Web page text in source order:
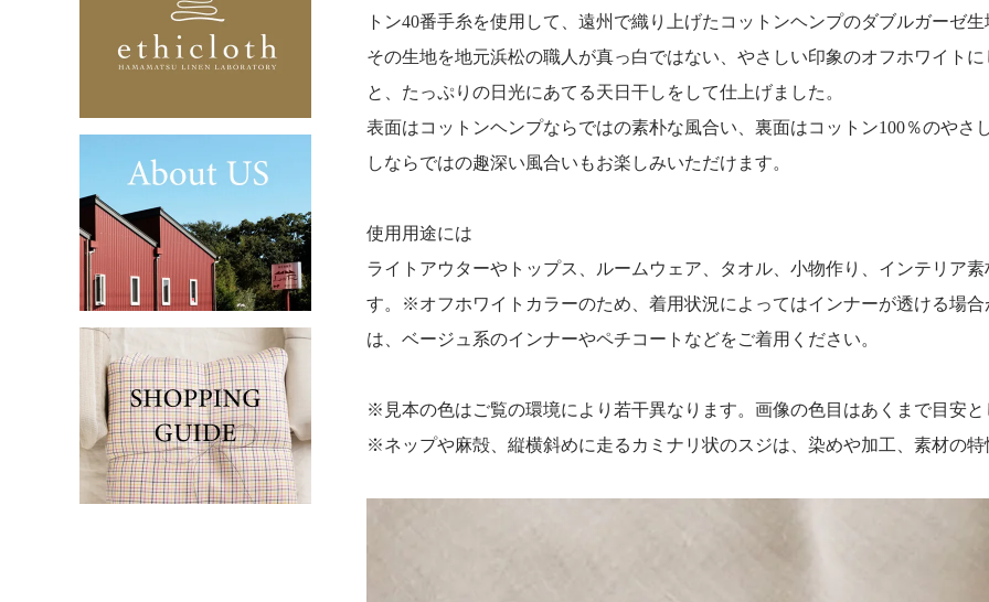
トン40番手糸を使用して、遠州で織り上げたコットンヘンプのダブルガーゼ
その生地を地元浜松の職人が真っ白ではない、やさしい印象のオフホワイト
と、たっぷりの日光にあてる天日干しをして仕上げました。
表面はコットンヘンプならではの素朴な風合い、裏面はコットン100％のやさ
しならではの趣深い風合いもお楽しみいただけます。
使用用途には
ライトアウターやトップス、ルームウェア、タオル、小物作り、インテリア
す。※オフホワイトカラーのため、着用状況によってはインナーが透ける場
は、ベージュ系のインナーやペチコートなどをご着用ください。
※見本の色はご覧の環境により若干異なります。画像の色目はあくまで目安
※ネップや麻殻、縦横斜めに走るカミナリ状のスジは、染めや加工、素材の